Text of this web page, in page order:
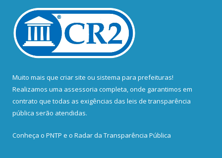
Muito mais que criar site ou sistema para prefeituras!
Realizamos uma assessoria completa, onde garantimos em
contrato que todas as exigências das leis de transparência
pública serão atendidas.
Conheça o PNTP e o Radar da Transparência Pública